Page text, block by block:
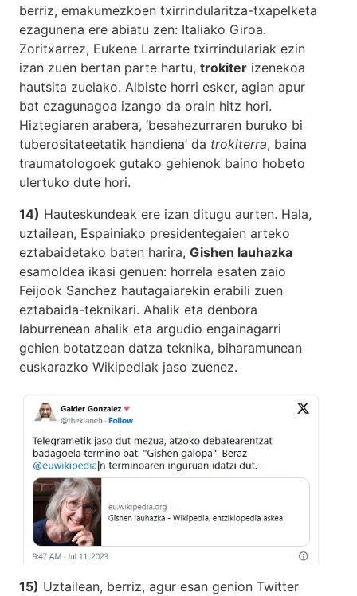
berriz, emakumezkoen txirrindularitza-txapelketa
ezagunena ere abiatu zen: Italiako Giroa.
Zoritxarrez, Eukene Larrarte txirrindulariak ezin
izan zuen bertan parte hartu, trokiter izenekoa
hautsita zuelako. Albiste horri esker, agian apur
bat ezagunagoa izango da orain hitz hori.
Hiztegiaren arabera, ‘besahezurraren buruko bi
tuberositateetatik handiena’ da trokiterra, baina
traumatologoek gutako gehienok baino hobeto
ulertuko dute hori.
14) Hauteskundeak ere izan ditugu aurten. Hala,
uztailean, Espainiako presidentegaien arteko
eztabaidetako baten harira, Gishen lauhazka
esamoldea ikasi genuen: horrela esaten zaio
Feijook Sanchez hautagaiarekin erabili zuen
eztabaida-teknikari. Ahalik eta denbora
laburrenean ahalik eta argudio engainagarri
gehien botatzean datza teknika, biharamunean
euskarazko Wikipediak jaso zuenez.
15) Uztailean, berriz, agur esan genion Twitter